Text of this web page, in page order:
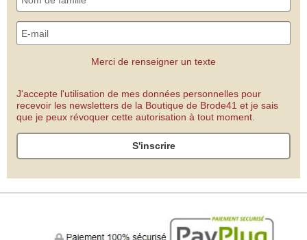
Merci de renseigner un texte
J'accepte l'utilisation de mes données personnelles pour
recevoir les newsletters de la Boutique de Brode41 et je sais
que je peux révoquer cette autorisation à tout moment.
S'inscrire